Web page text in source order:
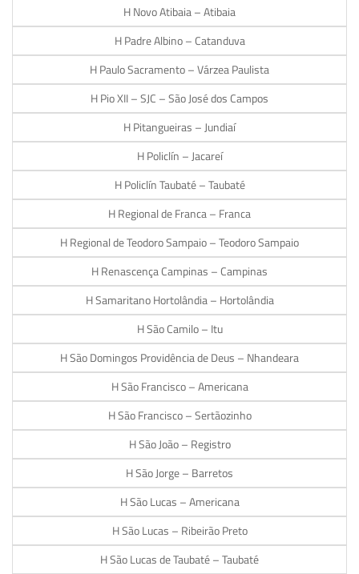
H Novo Atibaia – Atibaia
H Padre Albino – Catanduva
H Paulo Sacramento – Várzea Paulista
H Pio XII – SJC – São José dos Campos
H Pitangueiras – Jundiaí
H Policlín – Jacareí
H Policlín Taubaté – Taubaté
H Regional de Franca – Franca
H Regional de Teodoro Sampaio – Teodoro Sampaio
H Renascença Campinas – Campinas
H Samaritano Hortolândia – Hortolândia
H São Camilo – Itu
H São Domingos Providência de Deus – Nhandeara
H São Francisco – Americana
H São Francisco – Sertãozinho
H São João – Registro
H São Jorge – Barretos
H São Lucas – Americana
H São Lucas – Ribeirão Preto
H São Lucas de Taubaté – Taubaté